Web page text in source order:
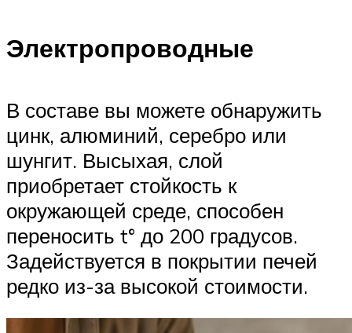
Электропроводные
В составе вы можете обнаружить
цинк, алюминий, серебро или
шунгит. Высыхая, слой
приобретает стойкость к
окружающей среде, способен
переносить t° до 200 градусов.
Задействуется в покрытии печей
редко из-за высокой стоимости.